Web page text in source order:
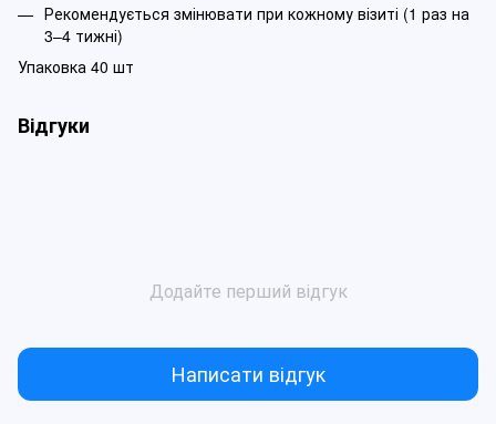
Рекомендується змінювати при кожному візиті (1 раз на
3–4 тижні)
Упаковка 40 шт
Відгуки
Додайте перший відгук
Написати відгук